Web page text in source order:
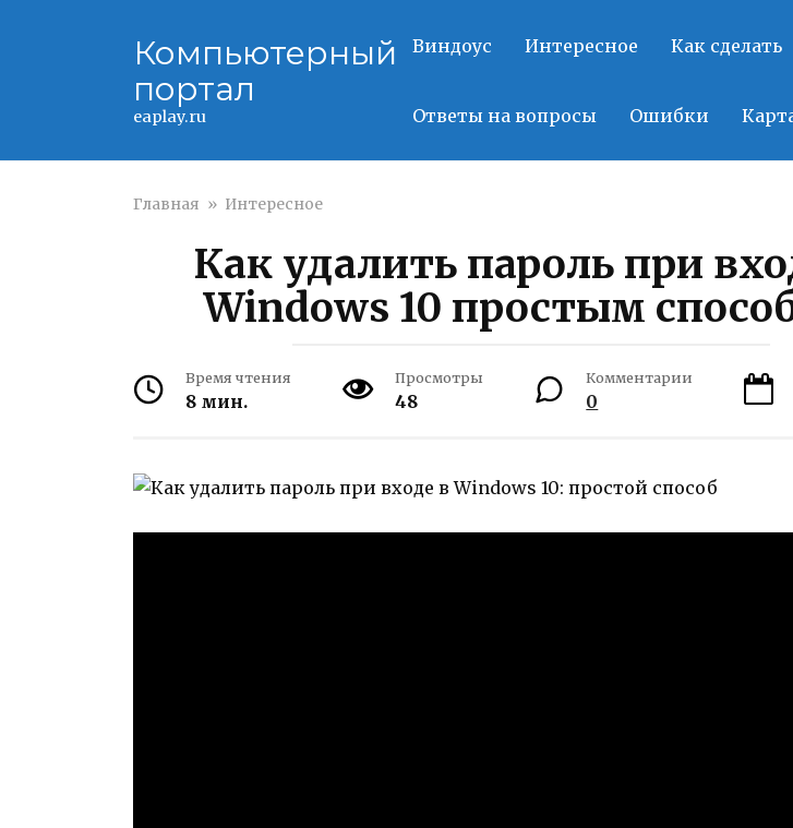
Компьютерный
портал
eaplay.ru
Виндоус Интересное Как сделать
Ответы на вопросы Ошибки
Главная » Интересное
Как удалить пароль при
Windows 10 простым
Время чтения
8 мин.
Просмотры
48
Комментарии
0